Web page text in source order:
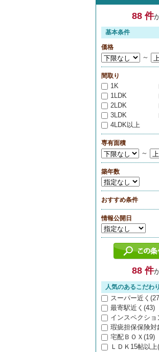
88 件
基本条件
価格
～
間取り
1K
1LDK
2LDK
3LDK
4LDK以上
専有面積
～
築年数
おすすめ条件
情報公開日
88 件
人気のあるこだわ
スーパー近く
最寄駅近く(43)
インスペクショ
瑕疵担保保険対
宅配ＢＯＸ(19)
ＬＤＫ15帖以上